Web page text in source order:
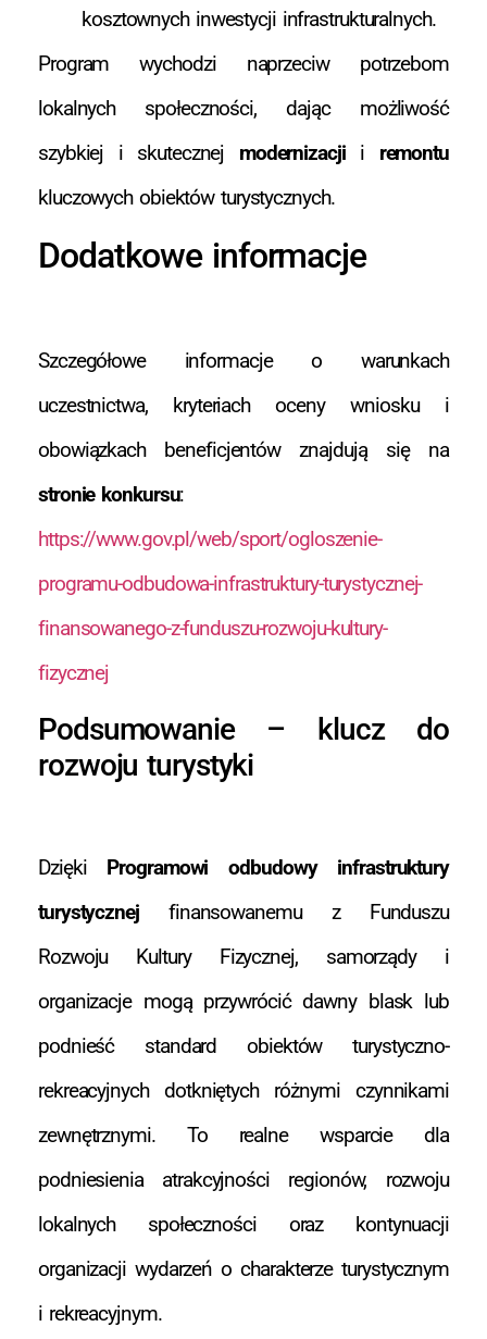
kosztownych inwestycji infrastrukturalnych.
Program wychodzi naprzeciw potrzebom
lokalnych społeczności, dając możliwość
szybkiej i skutecznej modernizacjii remontu
kluczowych obiektów turystycznych.
Dodatkowe informacje
Szczegółowe informacje o warunkach
uczestnictwa, kryteriach oceny wniosku i
obowiązkach beneficjentów znajdują się na
stronie konkursu:
https://www.gov.pl/web/sport/ogloszenie-
programu-odbudowa-infrastruktury-turystycznej-
finansowanego-z-funduszu-rozwoju-kultury-
fizycznej
Podsumowanie – klucz do
rozwoju turystyki
Dzięki Programowi odbudowy infrastruktury
turystycznejfinansowanemu z Funduszu
Rozwoju Kultury Fizycznej, samorządy i
organizacje mogą przywrócić dawny blask lub
podnieść standard obiektów turystyczno-
rekreacyjnych dotkniętych różnymi czynnikami
zewnętrznymi. To realne wsparcie dla
podniesienia atrakcyjności regionów, rozwoju
lokalnych społeczności oraz kontynuacji
organizacji wydarzeń o charakterze turystycznym
i rekreacyjnym.